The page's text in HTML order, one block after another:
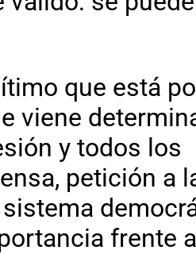
que está
viene
y todos los
petición a
frente